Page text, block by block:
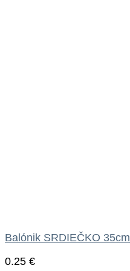
Balónik SRDIEČKO 35cm
0.25 €